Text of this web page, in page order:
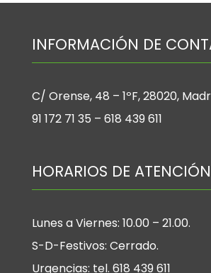
INFORMACIÓN DE
C/ Orense, 48 – 1ºF, 28020,
91 172 71 35 – 618 439 611
HORARIOS DE ATENCIÓN
Lunes a Viernes: 10.00 – 21.00.
S-D-Festivos: Cerrado.
Urgencias: tel. 618 439 611